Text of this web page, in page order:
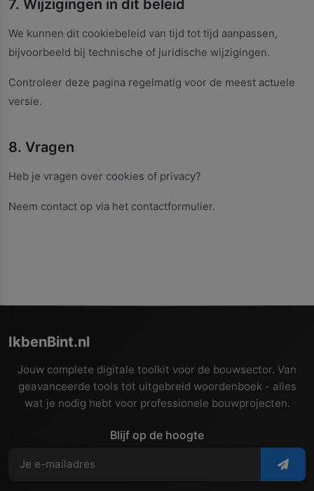
7. Wijzigingen in dit beleid
We kunnen dit cookiebeleid van tijd tot tijd aanpassen,
bijvoorbeeld bij technische of juridische wijzigingen.
Controleer deze pagina regelmatig voor de meest actuele
versie.
8. Vragen
Heb je vragen over cookies of privacy?
Neem contact op via het contactformulier.
IkbenBint.nl
Jouw complete digitale toolkit voor de bouwsector. Van
geavanceerde tools tot uitgebreid woordenboek - alles
wat je nodig hebt voor professionele bouwprojecten.
Blijf op de hoogte